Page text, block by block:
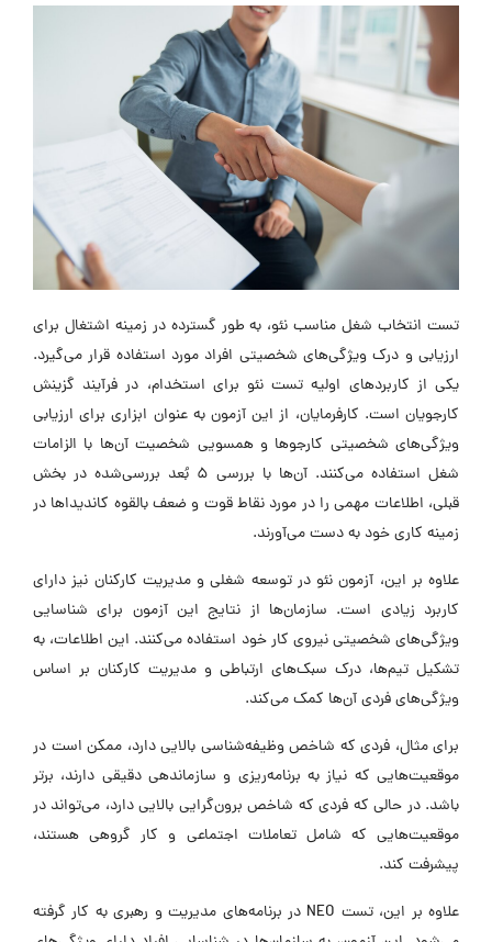
تست انتخاب شغل مناسب نئو، به طور گسترده در زمینه اشتغال برای
ارزیابی و درک ویژگی‌های شخصیتی افراد مورد استفاده قرار می‌گیرد.
یکی از کاربرد‌های اولیه تست نئو برای استخدام، در فرآیند گزینش
کارجویان است. کارفرمایان، از این آزمون به عنوان ابزاری برای ارزیابی
ویژگی‌های شخصیتی کارجو‌ها و همسویی شخصیت آن‌ها با الزامات
شغل استفاده می‌کنند. آن‌ها با بررسی 5 بُعد بررسی‌شده در بخش
قبلی، اطلاعات مهمی را در مورد نقاط قوت و ضعف بالقوه کاندیدا‌ها در
زمینه کاری خود به دست می‌آورند.
علاوه بر این، آزمون نئو در توسعه شغلی و مدیریت کارکنان نیز دارای
کاربرد زیادی است. سازمان‌ها از نتایج این آزمون برای شناسایی
ویژگی‌های شخصیتی نیروی کار خود استفاده می‌کنند. این اطلاعات، به
تشکیل تیم‌ها، درک سبک‌های ارتباطی و مدیریت کارکنان بر اساس
ویژگی‌های فردی آن‌ها کمک می‌کند.
برای مثال، فردی که شاخص وظیفه‌شناسی بالایی دارد، ممکن است در
موقعیت‌هایی که نیاز به برنامه‌ریزی و سازماندهی دقیقی دارند، برتر
باشد. در حالی که فردی که شاخص برون‌گرایی بالایی دارد، می‌تواند در
موقعیت‌هایی که شامل تعاملات اجتماعی و کار گروهی هستند،
پیشرفت کند.
علاوه بر این، تست NEO در برنامه‌های مدیریت و رهبری به کار گرفته